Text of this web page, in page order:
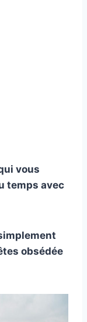
vous
temps avec
obsédée